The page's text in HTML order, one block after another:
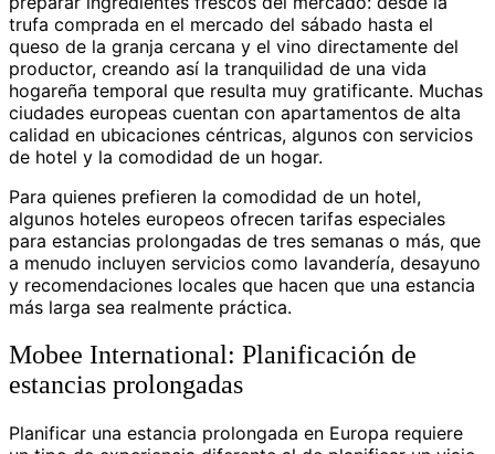
trufa comprada en el mercado del sábado hasta el
queso de la granja cercana y el vino directamente del
productor, creando así la tranquilidad de una vida
hogareña temporal que resulta muy gratificante. Muchas
ciudades europeas cuentan con apartamentos de alta
calidad en ubicaciones céntricas, algunos con servicios
de hotel y la comodidad de un hogar.
Para quienes prefieren la comodidad de un hotel,
algunos hoteles europeos ofrecen tarifas especiales
para estancias prolongadas de tres semanas o más, que
a menudo incluyen servicios como lavandería, desayuno
y recomendaciones locales que hacen que una estancia
más larga sea realmente práctica.
Mobee International: Planificación de
estancias prolongadas
Planificar una estancia prolongada en Europa requiere